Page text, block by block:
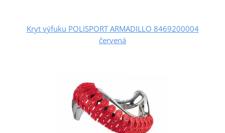
Kryt výfuku POLISPORT ARMADILLO 8469200004
červená